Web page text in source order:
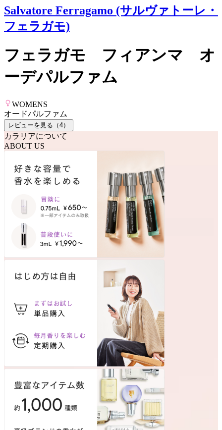
Salvatore Ferragamo (サルヴァトーレ・
フェラガモ)
フェラガモ フィアンマ オ
ーデパルファム
WOMENS
オードパルファム
レビューを見る（4）
カラリアについて
ABOUT US